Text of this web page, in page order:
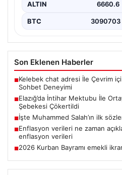
ALTIN 6660.6
BTC 3090703
Son Eklenen Haberler
■Kelebek chat adresi İle Çevrim
Sohbet Deneyimi
■Elazığ’da İntihar Mektubu İle
Şebekesi Çökertildi
■İşte Muhammed Salah’ın ilk
■Enflasyon verileri ne zaman
enflasyon verileri
■2026 Kurban Bayramı emekli